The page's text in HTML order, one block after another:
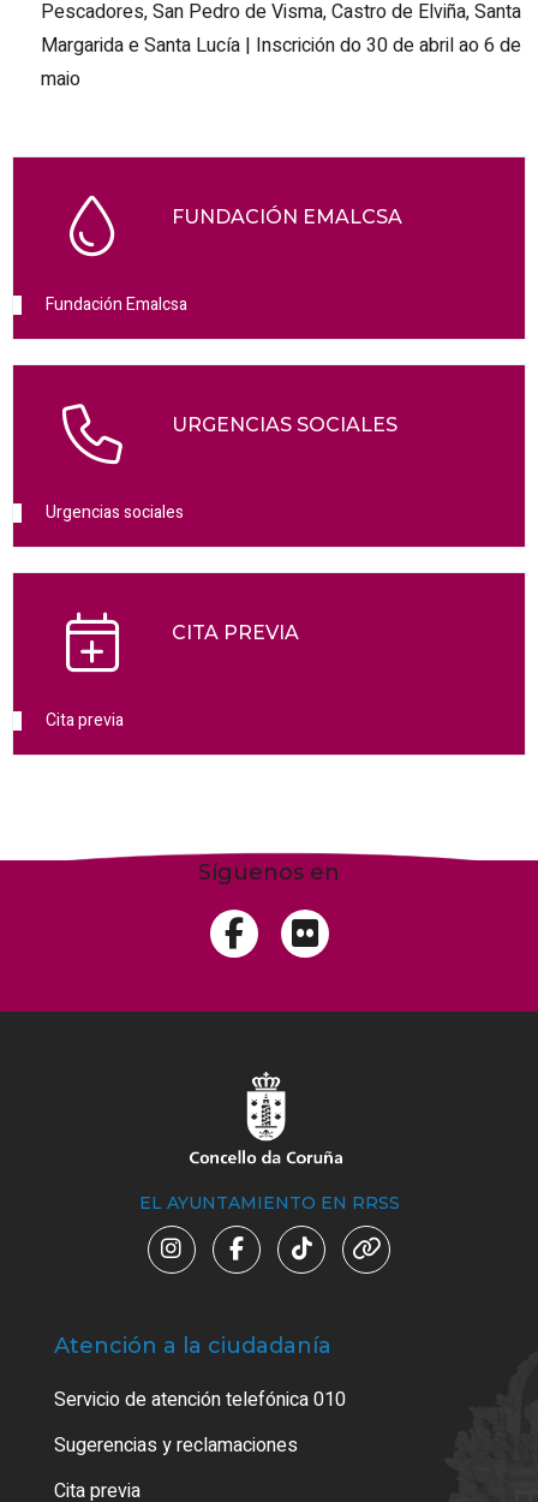
Pescadores, San Pedro de Visma, Castro de Elviña, Santa
Margarida e Santa Lucía | Inscrición do 30 de abril ao 6 de
maio
FUNDACIÓN EMALCSA
Fundación Emalcsa
URGENCIAS SOCIALES
Urgencias sociales
CITA PREVIA
Cita previa
Síguenos en
EL AYUNTAMIENTO EN RRSS
Atención a la ciudadanía
Servicio de atención telefónica 010
Sugerencias y reclamaciones
Cita previa